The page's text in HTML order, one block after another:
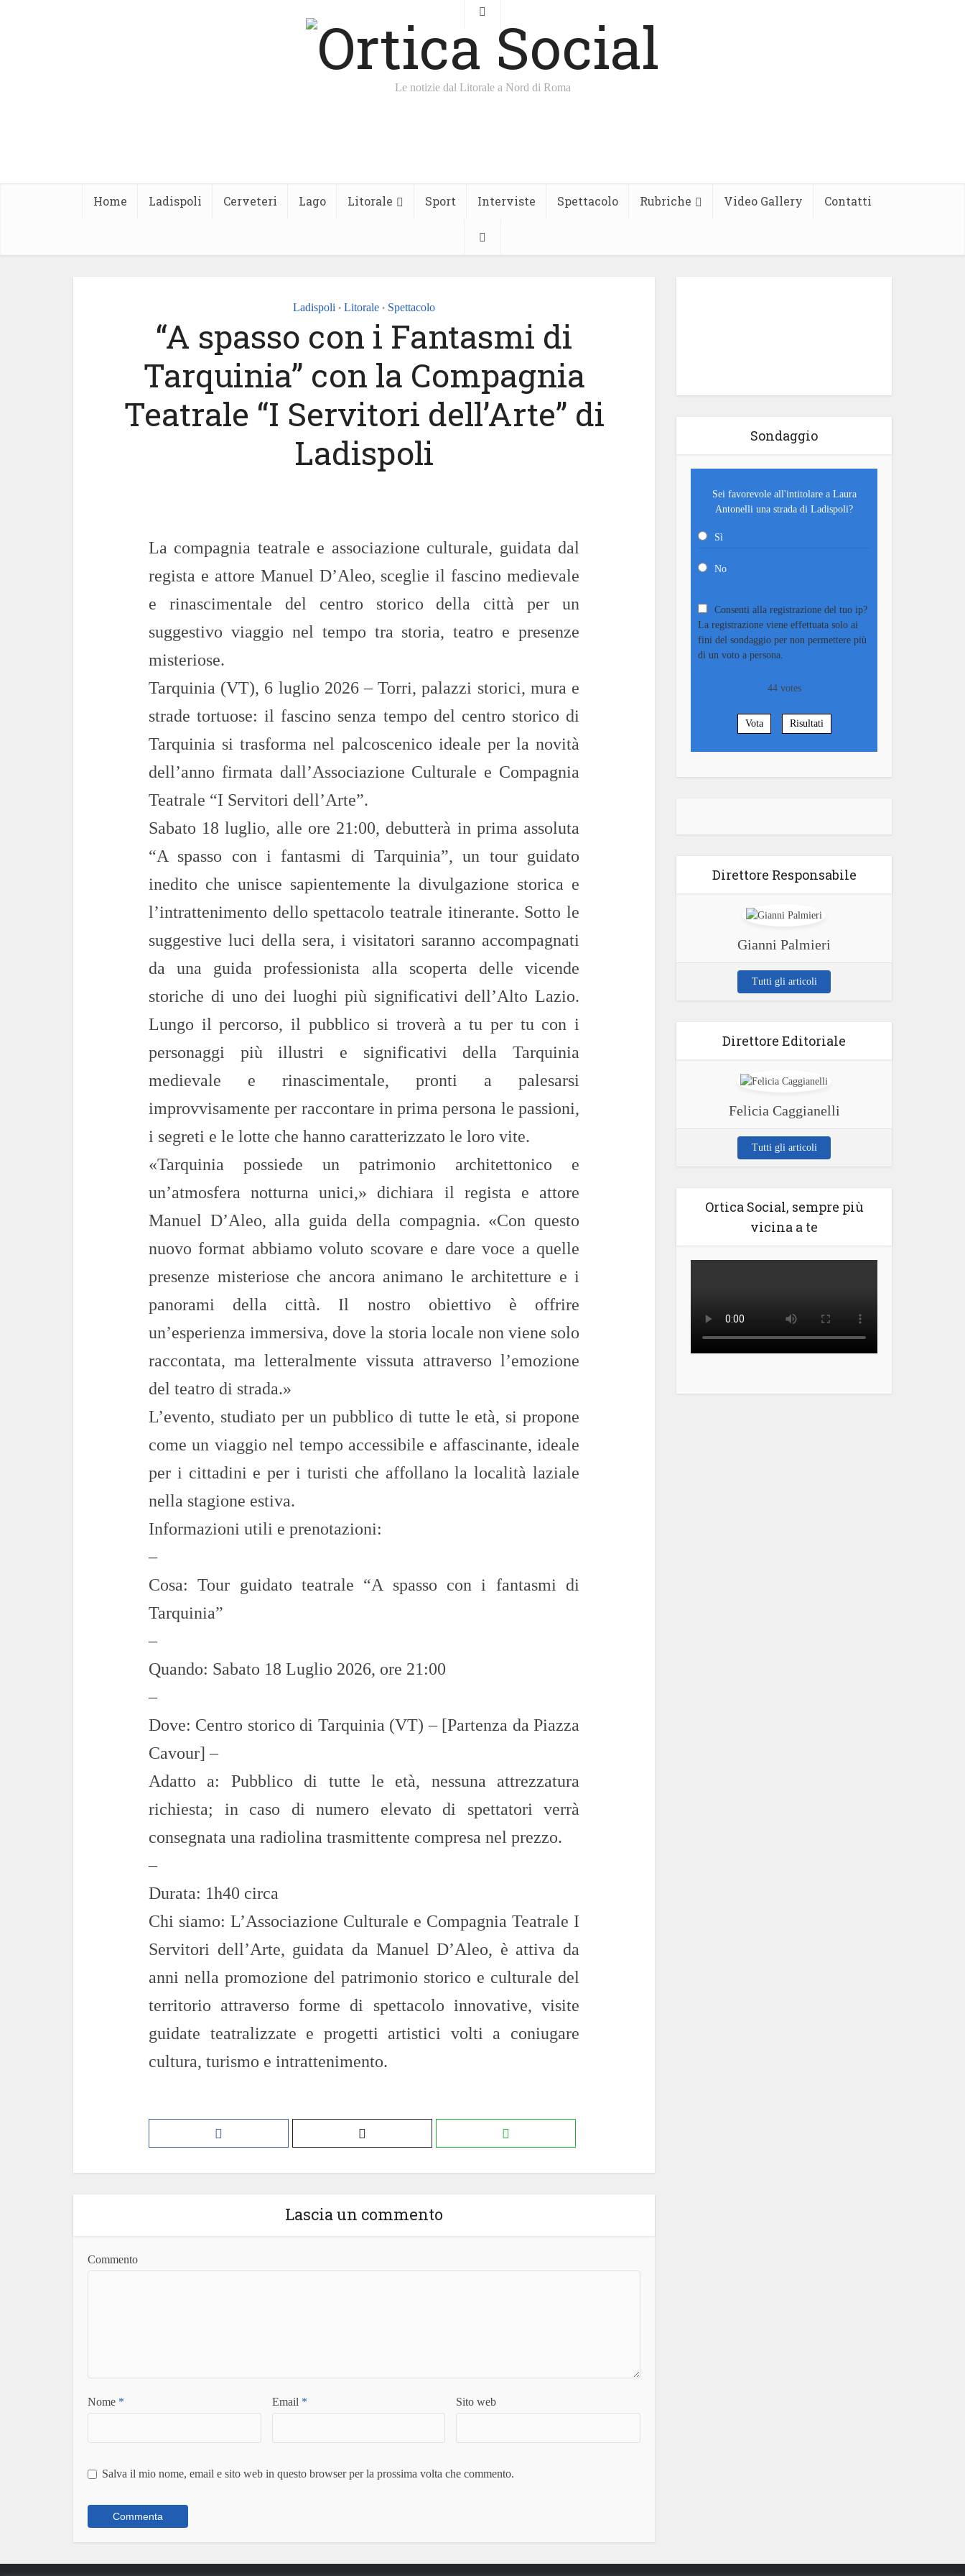
Le notizie dal Litorale a Nord di Roma
Home Ladispoli Cerveteri Lago Litorale Sport Interviste Spettacolo Rubriche Video Gallery Contatti
Ladispoli • Litorale • Spettacolo
“A spasso con i Fantasmi di
Tarquinia” con la Compagnia
Teatrale “I Servitori dell’Arte” di
Ladispoli
La compagnia teatrale e associazione culturale, guidata dal
regista e attore Manuel D’Aleo, sceglie il fascino medievale
e rinascimentale del centro storico della città per un
suggestivo viaggio nel tempo tra storia, teatro e presenze
misteriose.
Tarquinia (VT), 6 luglio 2026 – Torri, palazzi storici, mura e
strade tortuose: il fascino senza tempo del centro storico di
Tarquinia si trasforma nel palcoscenico ideale per la novità
dell’anno firmata dall’Associazione Culturale e Compagnia
Teatrale “I Servitori dell’Arte”.
Sabato 18 luglio, alle ore 21:00, debutterà in prima assoluta
“A spasso con i fantasmi di Tarquinia”, un tour guidato
inedito che unisce sapientemente la divulgazione storica e
l’intrattenimento dello spettacolo teatrale itinerante. Sotto le
suggestive luci della sera, i visitatori saranno accompagnati
da una guida professionista alla scoperta delle vicende
storiche di uno dei luoghi più significativi dell’Alto Lazio.
Lungo il percorso, il pubblico si troverà a tu per tu con i
personaggi più illustri e significativi della Tarquinia
medievale e rinascimentale, pronti a palesarsi
improvvisamente per raccontare in prima persona le passioni,
i segreti e le lotte che hanno caratterizzato le loro vite.
«Tarquinia possiede un patrimonio architettonico e
un’atmosfera notturna unici,» dichiara il regista e attore
Manuel D’Aleo, alla guida della compagnia. «Con questo
nuovo format abbiamo voluto scovare e dare voce a quelle
presenze misteriose che ancora animano le architetture e i
panorami della città. Il nostro obiettivo è offrire
un’esperienza immersiva, dove la storia locale non viene solo
raccontata, ma letteralmente vissuta attraverso l’emozione
del teatro di strada.»
L’evento, studiato per un pubblico di tutte le età, si propone
come un viaggio nel tempo accessibile e affascinante, ideale
per i cittadini e per i turisti che affollano la località laziale
nella stagione estiva.
Informazioni utili e prenotazioni:
–
Cosa: Tour guidato teatrale “A spasso con i fantasmi di
Tarquinia”
–
Quando: Sabato 18 Luglio 2026, ore 21:00
–
Dove: Centro storico di Tarquinia (VT) – [Partenza da Piazza
Cavour] –
Adatto a: Pubblico di tutte le età, nessuna attrezzatura
richiesta; in caso di numero elevato di spettatori verrà
consegnata una radiolina trasmittente compresa nel prezzo.
–
Durata: 1h40 circa
Chi siamo: L’Associazione Culturale e Compagnia Teatrale I
Servitori dell’Arte, guidata da Manuel D’Aleo, è attiva da
anni nella promozione del patrimonio storico e culturale del
territorio attraverso forme di spettacolo innovative, visite
guidate teatralizzate e progetti artistici volti a coniugare
cultura, turismo e intrattenimento.
Lascia un commento
Commento
Nome * Email * Sito web
Salva il mio nome, email e sito web in questo browser per la prossima volta che commento.
Sondaggio
Sei favorevole all'intitolare a Laura
Antonelli una strada di Ladispoli?
Sì
No
Consenti alla registrazione del tuo ip?
La registrazione viene effettuata solo ai
fini del sondaggio per non permettere più
di un voto a persona.
44votes
Vota Risultati
Direttore Responsabile
Gianni Palmieri
Tutti gli articoli
Direttore Editoriale
Felicia Caggianelli
Tutti gli articoli
Ortica Social, sempre più
vicina a te